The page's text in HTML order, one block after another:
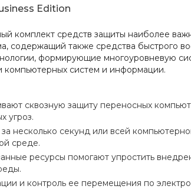
Edition
комплект средств защиты наиболее
содержащий также средства быстрого
формирующие многоуровневую
компьютерных систем и информации.
сквозную защиту переносных
угроз.
несколько секунд или всей
среде.
ресурсы помогают упростить
и контроль ее перемещения по